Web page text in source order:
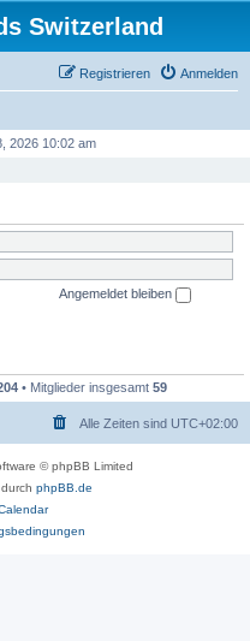
Switzerland
Anmelden
Registrieren
2026 10:02 am
Angemeldet bleiben
• Mitglieder insgesamt 59
Alle Zeiten sind UTC+02:00
© phpBB Limited
phpBB.de